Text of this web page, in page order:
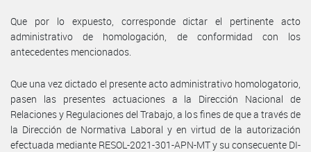
Que por lo expuesto, corresponde dictar el pertinente acto
administrativo de homologación, de conformidad con los
antecedentes mencionados.
Que una vez dictado el presente acto administrativo homologatorio,
pasen las presentes actuaciones a la Dirección Nacional de
Relaciones y Regulaciones del Trabajo, a los fines de que a través de
la Dirección de Normativa Laboral y en virtud de la autorización
efectuada mediante RESOL-2021-301-APN-MT y su consecuente DI-